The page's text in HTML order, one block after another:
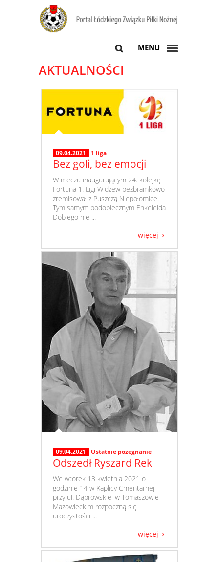
MENU
AKTUALNOŚCI
09.04.2021 1 liga
Bez goli, bez emocji
​ W meczu inaugurującym 24. kolejkę
Fortuna 1. Ligi Widzew bezbramkowo
zremisował z Puszczą Niepołomice.
Tym samym podopiecznym Enkeleida
Dobiego nie ...
więcej
09.04.2021 Ostatnie pożegnanie
Odszedł Ryszard Rek
​ We wtorek 13 kwietnia 2021 o
godzinie 14 w Kaplicy Cmentarnej
przy ul. Dąbrowskiej w Tomaszowie
Mazowieckim rozpoczną się
uroczystości ...
więcej